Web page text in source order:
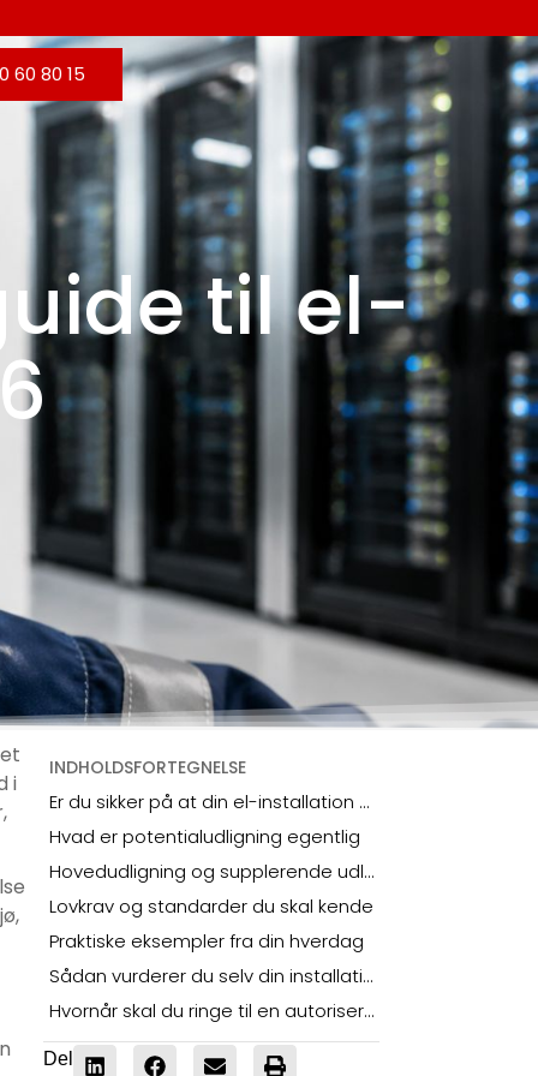
60 80 15
til el-
i
INDHOLDSFORTEGNELSE
Er du sikker på at din el-installation er sikker
Hvad er potentialudligning egentlig
Hovedudligning og supplerende udligning
Lovkrav og standarder du skal kende
Praktiske eksempler fra din hverdag
Sådan vurderer du selv din installation
Hvornår skal du ringe til en autoriseret el-installatør
Del